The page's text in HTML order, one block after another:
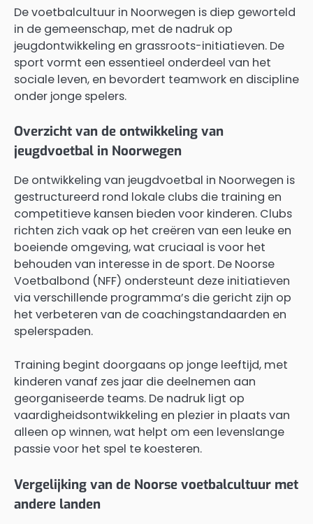
De voetbalcultuur in Noorwegen is diep geworteld
in de gemeenschap, met de nadruk op
jeugdontwikkeling en grassroots-initiatieven. De
sport vormt een essentieel onderdeel van het
sociale leven, en bevordert teamwork en discipline
onder jonge spelers.
Overzicht van de ontwikkeling van
jeugdvoetbal in Noorwegen
De ontwikkeling van jeugdvoetbal in Noorwegen is
gestructureerd rond lokale clubs die training en
competitieve kansen bieden voor kinderen. Clubs
richten zich vaak op het creëren van een leuke en
boeiende omgeving, wat cruciaal is voor het
behouden van interesse in de sport. De Noorse
Voetbalbond (NFF) ondersteunt deze initiatieven
via verschillende programma’s die gericht zijn op
het verbeteren van de coachingstandaarden en
spelerspaden.
Training begint doorgaans op jonge leeftijd, met
kinderen vanaf zes jaar die deelnemen aan
georganiseerde teams. De nadruk ligt op
vaardigheidsontwikkeling en plezier in plaats van
alleen op winnen, wat helpt om een levenslange
passie voor het spel te koesteren.
Vergelijking van de Noorse voetbalcultuur met
andere landen